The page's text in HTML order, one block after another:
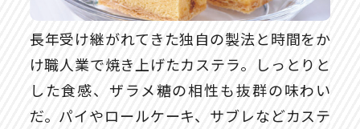
長年受け継がれてきた独自の製法と時間をか
け職人業で焼き上げたカステラ。しっとりと
した食感、ザラメ糖の相性も抜群の味わい
だ。パイやロールケーキ、サブレなどカステ